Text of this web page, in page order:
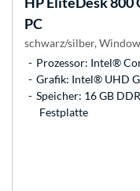
PC
schwarz/silber,
Prozessor: Intel®
Grafik: Intel® UHD
Speicher: 16 GB
Festplatte